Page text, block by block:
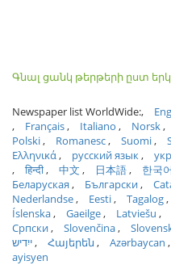
Գնալ ցանկ թերթերի ըստ
Newspaper list WorldWide:
Français
Italiano Norsk
Polski
Romanesc Suomi
Ελληνικά
русский язык
हिन्दी
中文 日本語 한국어
Беларуская
Български
Nederlandse
Eesti Tagalog
Íslenska
Gaeilge Latviešu
Српски
Slovenčina
ייִדיש
Հայերեն Azərbaycan
ayisyen